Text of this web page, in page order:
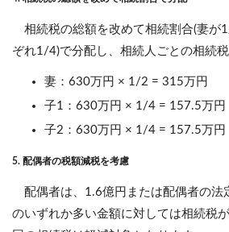
相続税の総額を改めて相続割合(妻が
ぞれ1/4)で分配し、相続人ごとの相続税
妻：630万円 × 1/2 = 315万円
子1：630万円 × 1/4 = 157.5万円
子2：630万円 × 1/4 = 157.5万円
5. 配偶者の税額減税を考慮
配偶者は、1.6億円または配偶者の法
のいずれか多い金額に対しては相続税